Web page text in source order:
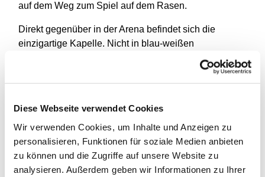
Diese Webseite verwendet Cookies
Wir verwenden Cookies, um Inhalte und Anzeigen zu
personalisieren, Funktionen für soziale Medien anbieten
zu können und die Zugriffe auf unsere Website zu
analysieren. Außerdem geben wir Informationen zu Ihrer
auf dem Weg zum Spiel auf dem Rasen.
Direkt gegenüber in der Arena befindet sich die
einzigartige Kapelle. Nicht in blau-weißen
Vereinsfarben, sondern ausdrücklich ganz schlicht
gehalten. Hier kamen dann auch nach dem Rundgang
die Vereinsmitglieder zur Andacht zusammen:
Herrn“ erklang es vielstimmig. Und wohl alle spürten,
dass dies ein besonderer Ort der Ruhe und des
Nachdenkens ist.
Dann widmeten sich die Teilnehmenden ihrem